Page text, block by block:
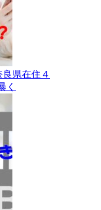
良県在住４
く